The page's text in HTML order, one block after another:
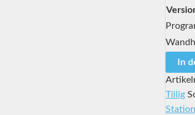
In
Tillig